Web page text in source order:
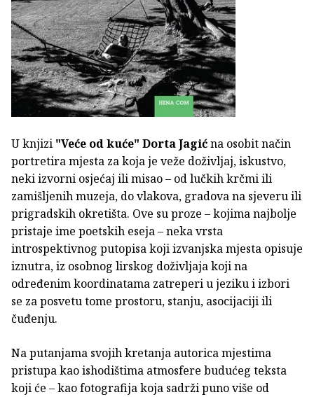
U knjizi "Veće od kuće" Dorta Jagićna osobit način
portretira mjesta za koja je veže doživljaj, iskustvo,
neki izvorni osjećaj ili misao – od lučkih krčmi ili
zamišljenih muzeja, do vlakova, gradova na sjeveru ili
prigradskih okretišta. Ove su proze – kojima najbolje
pristaje ime poetskih eseja – neka vrsta
introspektivnog putopisa koji izvanjska mjesta opisuje
iznutra, iz osobnog lirskog doživljaja koji na
određenim koordinatama zatreperi u jeziku i izbori
se za posvetu tome prostoru, stanju, asocijaciji ili
čuđenju.
Na putanjama svojih kretanja autorica mjestima
pristupa kao ishodištima atmosfere budućeg teksta
koji će – kao fotografija koja sadrži puno više od